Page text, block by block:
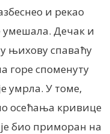
и рекао
умешала. Дечак и
њихову спаваћу
горе споменуту
умрла. У томе,
осећања кривице
био приморан на